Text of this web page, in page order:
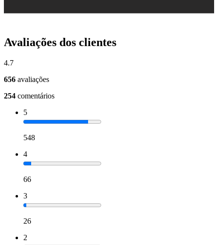
Avaliações dos clientes
4.7
656 avaliações
254 comentários
5
548
4
66
3
26
2